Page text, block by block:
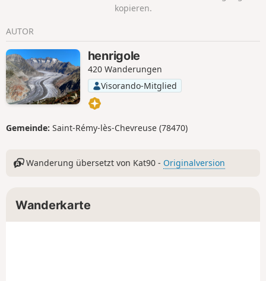
kopieren.
AUTOR
henrigole
420 Wanderungen
Visorando-Mitglied
Gemeinde: Saint-Rémy-lès-Chevreuse (78470)
Wanderung übersetzt von Kat90 - Originalversion
Wanderkarte